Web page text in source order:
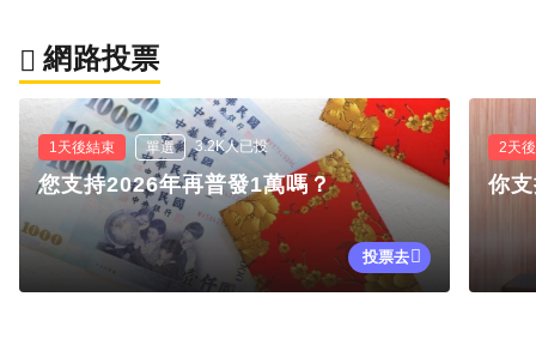
網路投票
1天後結束 單選 3.2K人已投
您支持2026年再普發1萬嗎？
投票去
2天
你